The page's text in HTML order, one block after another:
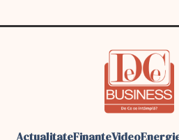
ActualitateFinanteVideo